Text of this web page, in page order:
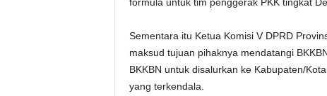
Sementara itu Ketua Komisi V DPRD
maksud tujuan pihaknya mendatangi
BKKBN untuk disalurkan ke Kabupaten/
yang terkendala.